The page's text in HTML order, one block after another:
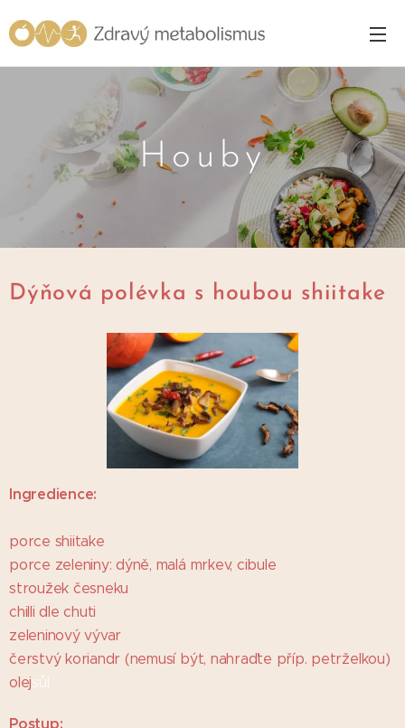
Houby
Dýňová polévka s houbou shiitake
Ingredience:
porce shiitake
porce zeleniny: dýně, malá mrkev, cibule
stroužek česneku
chilli dle chuti
zeleninový vývar
čerstvý koriandr (nemusí být, nahraďte příp. petrželkou)
olejsůl
Postup: